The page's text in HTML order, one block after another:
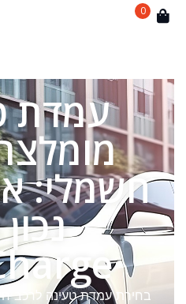
0
עמדת
חשמלי:
בחירת עמדת טעינה לרכב